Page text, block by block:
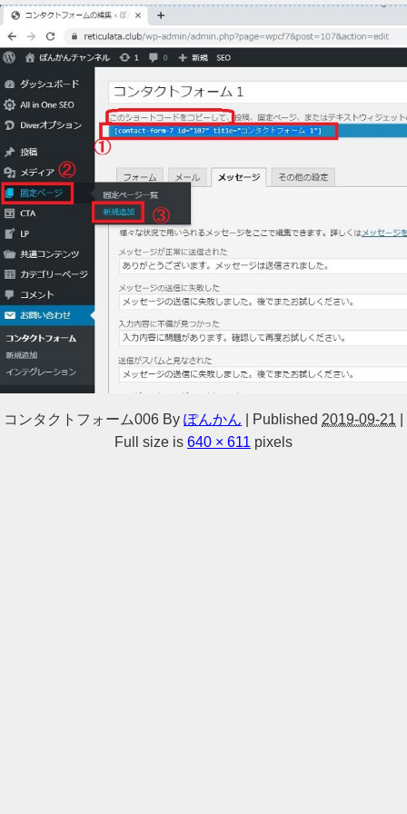
コンタクトフォーム006 By ぽんかん Published 2019-09-21
Full size is 640 × 611 pixels